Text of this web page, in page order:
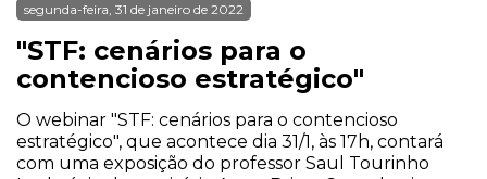
segunda-feira, 31 de janeiro de 2022
"STF: cenários para o
contencioso estratégico"
O webinar "STF: cenários para o contencioso
estratégico", que acontece dia 31/1, às 17h, contará
com uma exposição do professor Saul Tourinho